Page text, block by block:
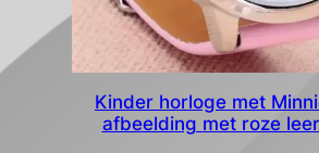
Kinder horloge met
afbeelding met roze